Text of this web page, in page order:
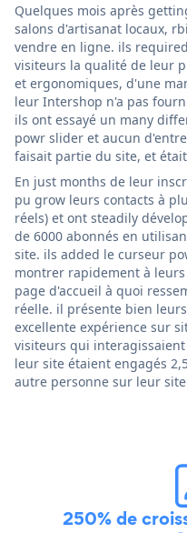
Quelques mois après
salons d'artisanat locaux,
vendre en ligne. ils
visiteurs la qualité de leur
et ergonomiques, d'une
leur Intershop n'a pas
ils ont essayé un many
powr slider et aucun
faisait partie du site, et
En just months de leur
pu grow leurs contacts à
réels) et ont steadily
de 6000 abonnés en
site. ils added le curseur
montrer rapidement à
page d'accueil à quoi
réelle. il présente bien
excellente expérience sur
visiteurs qui
leur site étaient engagés
autre personne sur leur
250% de